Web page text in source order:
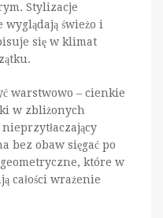
Stylizacje
świeżo i
się w klimat
warstwowo – cienkie
w zbliżonych
bez obaw sięgać po
które w
całości wrażenie